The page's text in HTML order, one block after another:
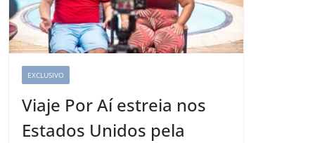
EXCLUSIVO
Viaje Por Aí estreia nos
Estados Unidos pela